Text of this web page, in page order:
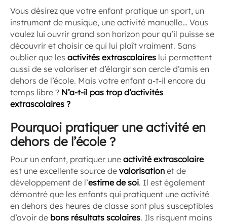
Vous désirez que votre enfant pratique un sport, un
instrument de musique, une activité manuelle… Vous
voulez lui ouvrir grand son horizon pour qu’il puisse se
découvrir et choisir ce qui lui plaît vraiment. Sans
oublier que les activités extrascolaires lui permettent
aussi de se valoriser et d’élargir son cercle d’amis en
dehors de l’école. Mais votre enfant a-t-il encore du
temps libre ? N’a-t-il pas trop d’activités
extrascolaires ?
Pourquoi pratiquer une activité en
dehors de l’école ?
Pour un enfant, pratiquer une activité extrascolaire
est une excellente source de valorisation et de
développement de l’estime de soi. Il est également
démontré que les enfants qui pratiquent une activité
en dehors des heures de classe sont plus susceptibles
d’avoir de bons résultats scolaires. Ils risquent moins